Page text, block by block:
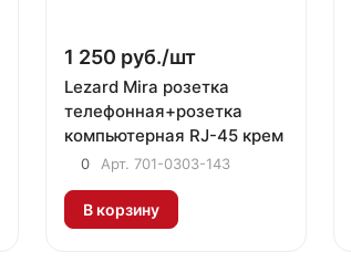
1 250 руб./шт
Lezard Mira розетка
телефонная+розетка
компьютерная RJ-45 крем
0 Арт. 701-0303-143
В корзину